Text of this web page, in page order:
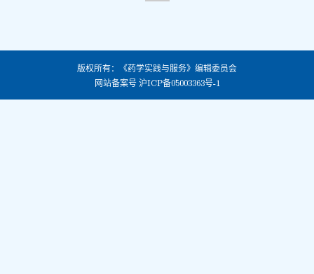
版权所有：《药学实践与服务》编辑委员会
网站备案号 沪ICP备05003363号-1